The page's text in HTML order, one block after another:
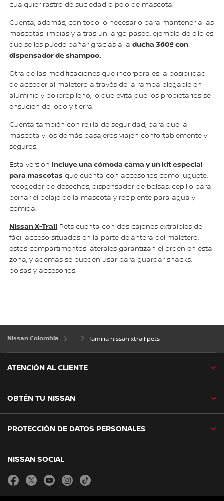
cualquier rastro de suciedad o pelo de mascota.
Cuenta, además, con todo lo necesario para mantener a las
mascotas limpias y a tras un largo paseo, ejemplo de ello es
que se les puede bañar gracias a laducha 360º con
dispensador de shampoo.
Otra de las modificaciones que incorpora es la posibilidad
de acceder al maletero a través de la rampa plegable en
aluminio y polipropileno, lo que evita que los propietarios se
ensucien de lodo y tierra.
Cuenta también con rejilla de seguridad, para que la
mascota y los demás pasajeros viajen confortablemente y
seguros.
Esta versiónincluye una cómoda cama y un kit especial
para mascotas que cuenta con accesorios como juguete,
recogedor de desechos, dispensador de bolsas, cepillo para
peinar el pelaje de la mascota y recipiente para agua y
comida.
Nissan X-Trail Pets cuenta con dos cajones extraíbles de
fácil acceso situados en la parte delantera del maletero,
estos compartimentos laterales garantizan el orden en esta
zona, y además se pueden usar para guardar snacks,
bolsas y accesorios.
Nissan Colombia familia nissan xtrail pets
ATENCIÓN AL CLIENTE
OBTÉN TU NISSAN
PROTECCIÓN DE DATOS PERSONALES
NISSAN SOCIAL
facebooktwitter youtube instagram